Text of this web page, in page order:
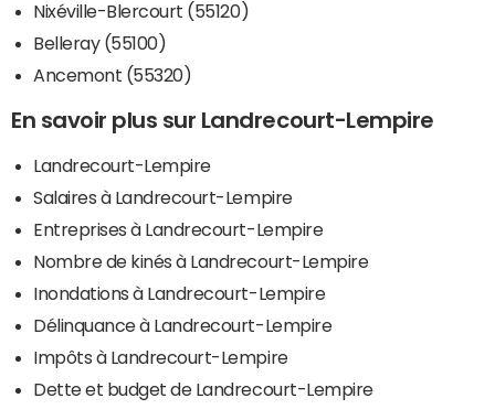
Nixéville-Blercourt (55120)
Belleray (55100)
Ancemont (55320)
En savoir plus sur Landrecourt-Lempire
Landrecourt-Lempire
Salaires à Landrecourt-Lempire
Entreprises à Landrecourt-Lempire
Nombre de kinés à Landrecourt-Lempire
Inondations à Landrecourt-Lempire
Délinquance à Landrecourt-Lempire
Impôts à Landrecourt-Lempire
Dette et budget de Landrecourt-Lempire